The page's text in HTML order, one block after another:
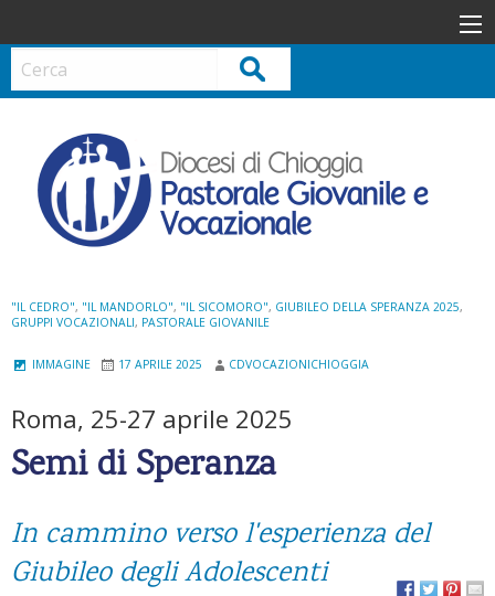
k
p
Cerca
"IL CEDRO", "IL MANDORLO", "IL SICOMORO", GIUBILEO DELLA SPERANZA 2025,
GRUPPI VOCAZIONALI, PASTORALE GIOVANILE
IMMAGINE 17 APRILE 2025 CDVOCAZIONICHIOGGIA
Roma, 25-27 aprile 2025
Semi di Speranza
In cammino verso l'esperienza del
Giubileo degli Adolescenti